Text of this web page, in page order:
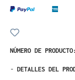
NÚMERO DE
- DETALLES DEL